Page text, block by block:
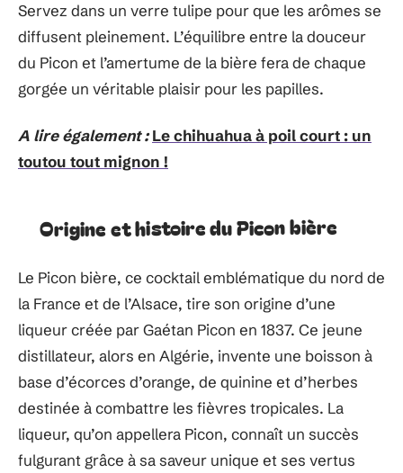
Servez dans un verre tulipe pour que les arômes se
diffusent pleinement. L’équilibre entre la douceur
du Picon et l’amertume de la bière fera de chaque
gorgée un véritable plaisir pour les papilles.
A lire également : Le chihuahua à poil court : un
toutou tout mignon !
Origine et histoire du Picon bière
Le Picon bière, ce cocktail emblématique du nord de
la France et de l’Alsace, tire son origine d’une
liqueur créée par Gaétan Picon en 1837. Ce jeune
distillateur, alors en Algérie, invente une boisson à
base d’écorces d’orange, de quinine et d’herbes
destinée à combattre les fièvres tropicales. La
liqueur, qu’on appellera Picon, connaît un succès
fulgurant grâce à sa saveur unique et ses vertus